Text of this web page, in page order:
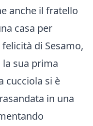
anche il fratello
casa per
di Sesamo,
sua prima
cucciola si è
in una